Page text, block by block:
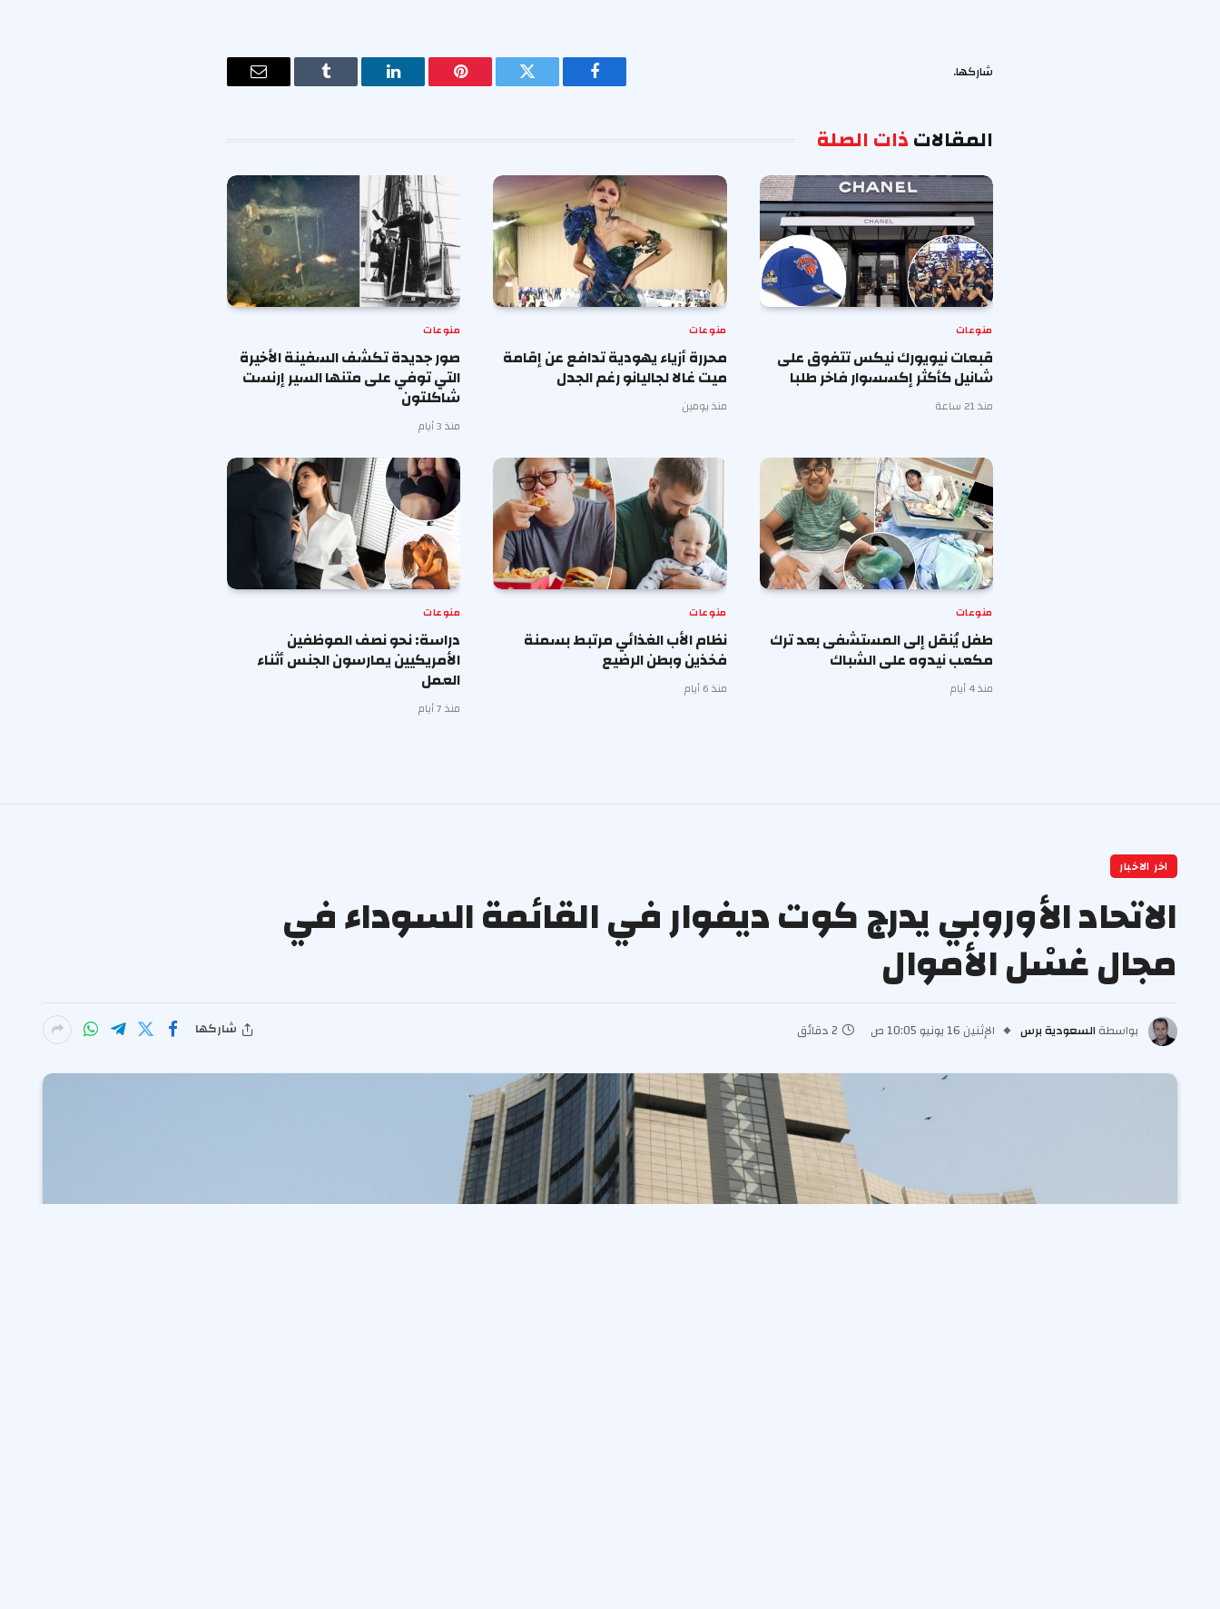
شاركها.
فيسبوك تويتر بينتيريستلينكدإن Tumblr
البريد
المقالاتذات الصلة
منوعات
قبعات نيويورك نيكس تتفوق على
شانيل كأكثر إكسسوار فاخر طلبا
منذ 21 ساعة
منوعات
محررة أزياء يهودية تدافع عن إقامة
ميت غالا لجاليانو رغم الجدل
منذ يومين
منوعات
صور جديدة تكشف السفينة الأخيرة
التي توفي على متنها السير إرنست
شاكلتون
منذ 3 أيام
منوعات
طفل يُنقل إلى المستشفى بعد ترك
مكعب نيدوه على الشباك
منذ 4 أيام
منوعات
نظام الأب الغذائي مرتبط بسمنة
فخذين وبطن الرضيع
منذ 6 أيام
منوعات
دراسة: نحو نصف الموظفين
الأمريكيين يمارسون الجنس أثناء
العمل
منذ 7 أيام
اخر الاخبار
الاتحاد الأوروبي يدرج كوت ديفوار في القائمة السوداء في
مجال غسْل الأموال
بواسطة السعودية برس الإثنين 16 يونيو 10:05 ص 2 دقائق شاركها